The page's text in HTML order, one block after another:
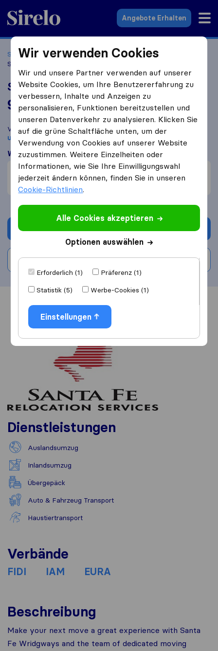
Sirelo.at
Angebote Erhalten
Startseite Umzugsfirmen
Umzugsfirmen Schwechat
Santa Fe Group
Santa Fe Group
9,8 basierend auf 46
Sirelo und Google Bewertungen
Vergleichen Sie Santa Fe Group mit anderenUmzugs​
unternehmen
Was Kunden sagen
Vorsichtig mit Möbeln (2)
Preis (1)
Angebot anfordern
Bewertung schreiben
Übersicht Bewertungen
Dienstleistungen
Auslandsumzug
Inlandsumzug
Übergepäck
Auto & Fahrzeug Transport
Haustiertransport
Verbände
FIDI IAM EURA
Beschreibung
Make your next move a great experience with Santa
Fe Wridgways and the team of dedicated moving
Wir verwenden Cookies
Wir und unsere Partner verwenden auf unserer
Website Cookies, um Ihre Benutzererfahrung zu
verbessern, Inhalte und Anzeigen zu
personalisieren, Funktionen bereitzustellen und
unseren Datenverkehr zu analysieren. Klicken Sie
auf die grüne Schaltfläche unten, um der
Verwendung von Cookies auf unserer Website
zuzustimmen. Weitere Einzelheiten oder
Informationen, wie Sie Ihre Einwilligungswahl
jederzeit ändern können, finden Sie in unseren
Cookie-Richtlinien.
Alle Cookies akzeptieren
Optionen auswählen
Erforderlich (1)
Präferenz (1)
Statistik (5)
Werbe-Cookies (1)
Einstellungen